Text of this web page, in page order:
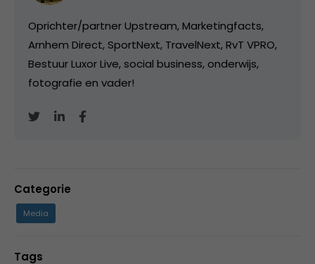
Oprichter/partner Upstream, Marketingfacts,
Arnhem Direct, SportNext, TravelNext, RvT VPRO,
Bestuur Luxor Live, social business, onderwijs,
fotografie en vader!
Categorie
Media
Tags